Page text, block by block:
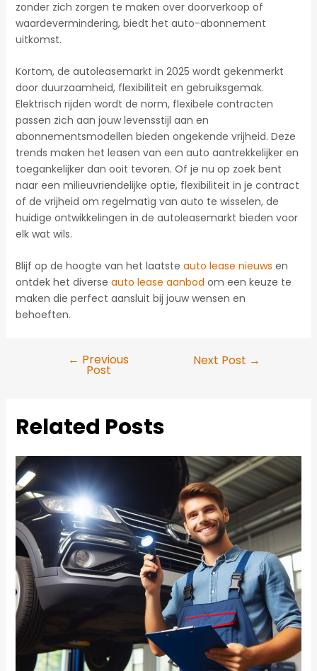
zonder zich zorgen te maken over doorverkoop of
waardevermindering, biedt het auto-abonnement
uitkomst.
Kortom, de autoleasemarkt in 2025 wordt gekenmerkt
door duurzaamheid, flexibiliteit en gebruiksgemak.
Elektrisch rijden wordt de norm, flexibele contracten
passen zich aan jouw levensstijl aan en
abonnementsmodellen bieden ongekende vrijheid. Deze
trends maken het leasen van een auto aantrekkelijker en
toegankelijker dan ooit tevoren. Of je nu op zoek bent
naar een milieuvriendelijke optie, flexibiliteit in je contract
of de vrijheid om regelmatig van auto te wisselen, de
huidige ontwikkelingen in de autoleasemarkt bieden voor
elk wat wils.
Blijf op de hoogte van het laatste auto lease nieuws en
ontdek het diverse auto lease aanbod om een keuze te
maken die perfect aansluit bij jouw wensen en
behoeften.
navigation
← Previous
Post
Next Post →
Related Posts